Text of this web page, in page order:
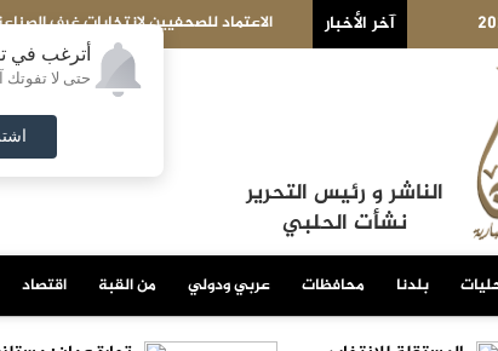
أترغب في
حتى لا تفوتك
آخر الأخبار 2026 تجارة عمان: مستلزمات المدارس متوفرة
الناشر و رئيس التحرير
نشأت الحلبي
بلدنا محافظات عربي ودولي من القبة اقتصاد